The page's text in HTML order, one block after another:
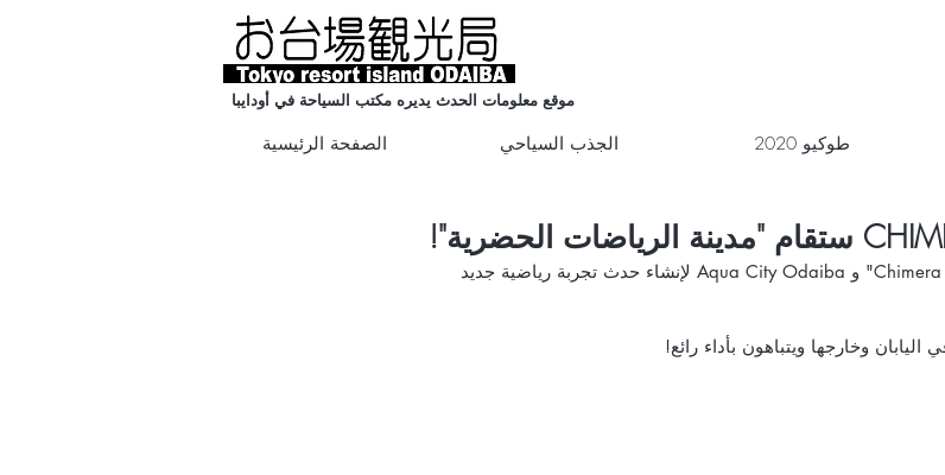
موقع معلومات الحدث يديره مكتب السياحة في أودايبا
الصفحة الرئيسية الجذب السياحي طوكيو 2020